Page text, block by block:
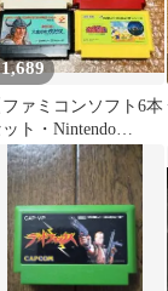
1,689
ファミコンソフト6本
ット・Nintendo
】xx